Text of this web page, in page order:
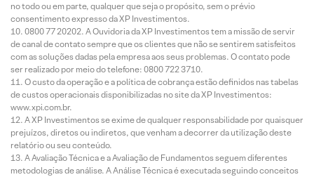
no todo ou em parte, qualquer que seja o propósito, sem o prévio
consentimento expresso da XP Investimentos.
0800 77 20202. A Ouvidoria da XP Investimentos tem a missão de servir
de canal de contato sempre que os clientes que não se sentirem satisfeitos
com as soluções dadas pela empresa aos seus problemas. O contato pode
ser realizado por meio do telefone: 0800 722 3710.
O custo da operação e a política de cobrança estão definidos nas tabelas
de custos operacionais disponibilizadas no site da XP Investimentos:
www.xpi.com.br.
A XP Investimentos se exime de qualquer responsabilidade por quaisquer
prejuízos, diretos ou indiretos, que venham a decorrer da utilização deste
relatório ou seu conteúdo.
A Avaliação Técnica e a Avaliação de Fundamentos seguem diferentes
metodologias de análise. A Análise Técnica é executada seguindo conceitos